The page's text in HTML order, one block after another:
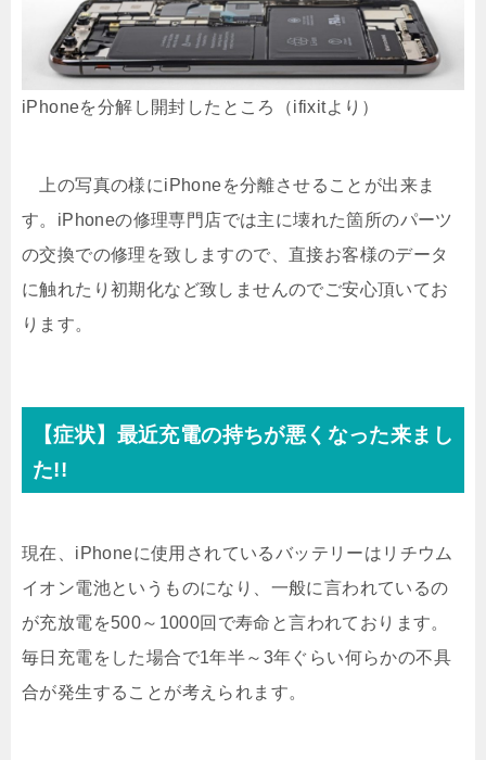
iPhoneを分解し開封したところ（ifixitより）
上の写真の様にiPhoneを分離させることが出来ま
す。iPhoneの修理専門店では主に壊れた箇所のパーツ
の交換での修理を致しますので、直接お客様のデータ
に触れたり初期化など致しませんのでご安心頂いてお
ります。
【症状】最近充電の持ちが悪くなった来まし
た!!
現在、iPhoneに使用されているバッテリーはリチウム
イオン電池というものになり、一般に言われているの
が充放電を500～1000回で寿命と言われております。
毎日充電をした場合で1年半～3年ぐらい何らかの不具
合が発生することが考えられます。